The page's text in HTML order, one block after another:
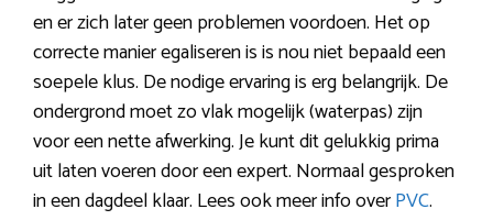
en er zich later geen problemen voordoen. Het op
correcte manier egaliseren is is nou niet bepaald een
soepele klus. De nodige ervaring is erg belangrijk. De
ondergrond moet zo vlak mogelijk (waterpas) zijn
voor een nette afwerking. Je kunt dit gelukkig prima
uit laten voeren door een expert. Normaal gesproken
in een dagdeel klaar. Lees ook meer info overPVC.